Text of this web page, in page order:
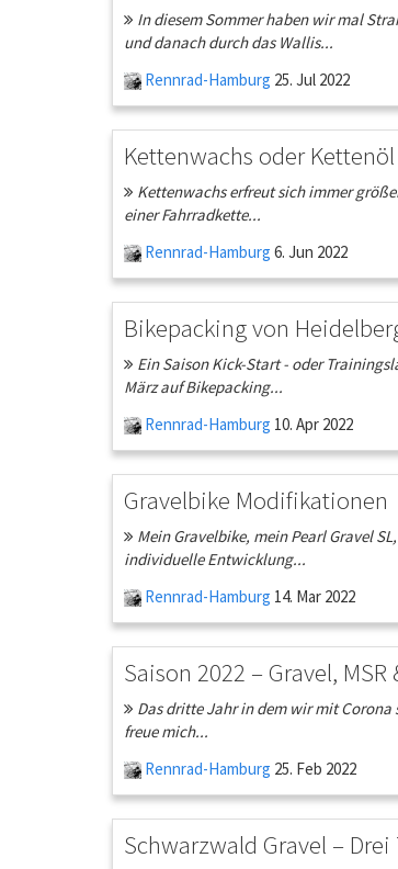
In diesem Sommer haben wir mal
und danach durch das Wallis...
Rennrad-Hamburg 25. Jul 2022
Kettenwachs oder Kettenöl
Kettenwachs erfreut sich immer
einer Fahrradkette...
Rennrad-Hamburg 6. Jun 2022
Bikepacking von
Ein Saison Kick-Start - oder
März auf Bikepacking...
Rennrad-Hamburg 10. Apr 2022
Gravelbike Modifikationen
Mein Gravelbike, mein Pearl Gravel
individuelle Entwicklung...
Rennrad-Hamburg 14. Mar 2022
Saison 2022 – Gravel,
Das dritte Jahr in dem wir mit
freue mich...
Rennrad-Hamburg 25. Feb 2022
Schwarzwald Gravel –